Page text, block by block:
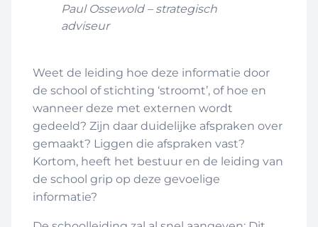
Paul Ossewold – strategisch
adviseur
Weet de leiding hoe deze informatie door
de school of stichting ‘stroomt’, of hoe en
wanneer deze met externen wordt
gedeeld? Zijn daar duidelijke afspraken over
gemaakt? Liggen die afspraken vast?
Kortom, heeft het bestuur en de leiding van
de school grip op deze gevoelige
informatie?